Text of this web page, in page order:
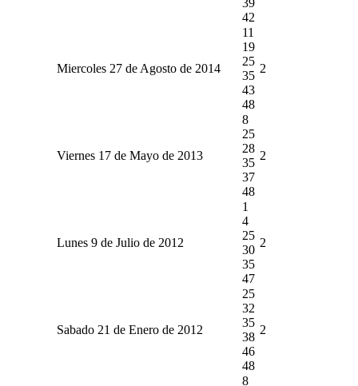
42
Miercoles 27 de Agosto de 2014
11
19
25
35
43
48
2
Viernes 17 de Mayo de 2013
8
25
28
35
37
48
2
Lunes 9 de Julio de 2012
1
4
25
30
35
47
2
Sabado 21 de Enero de 2012
25
32
35
38
46
48
2
8